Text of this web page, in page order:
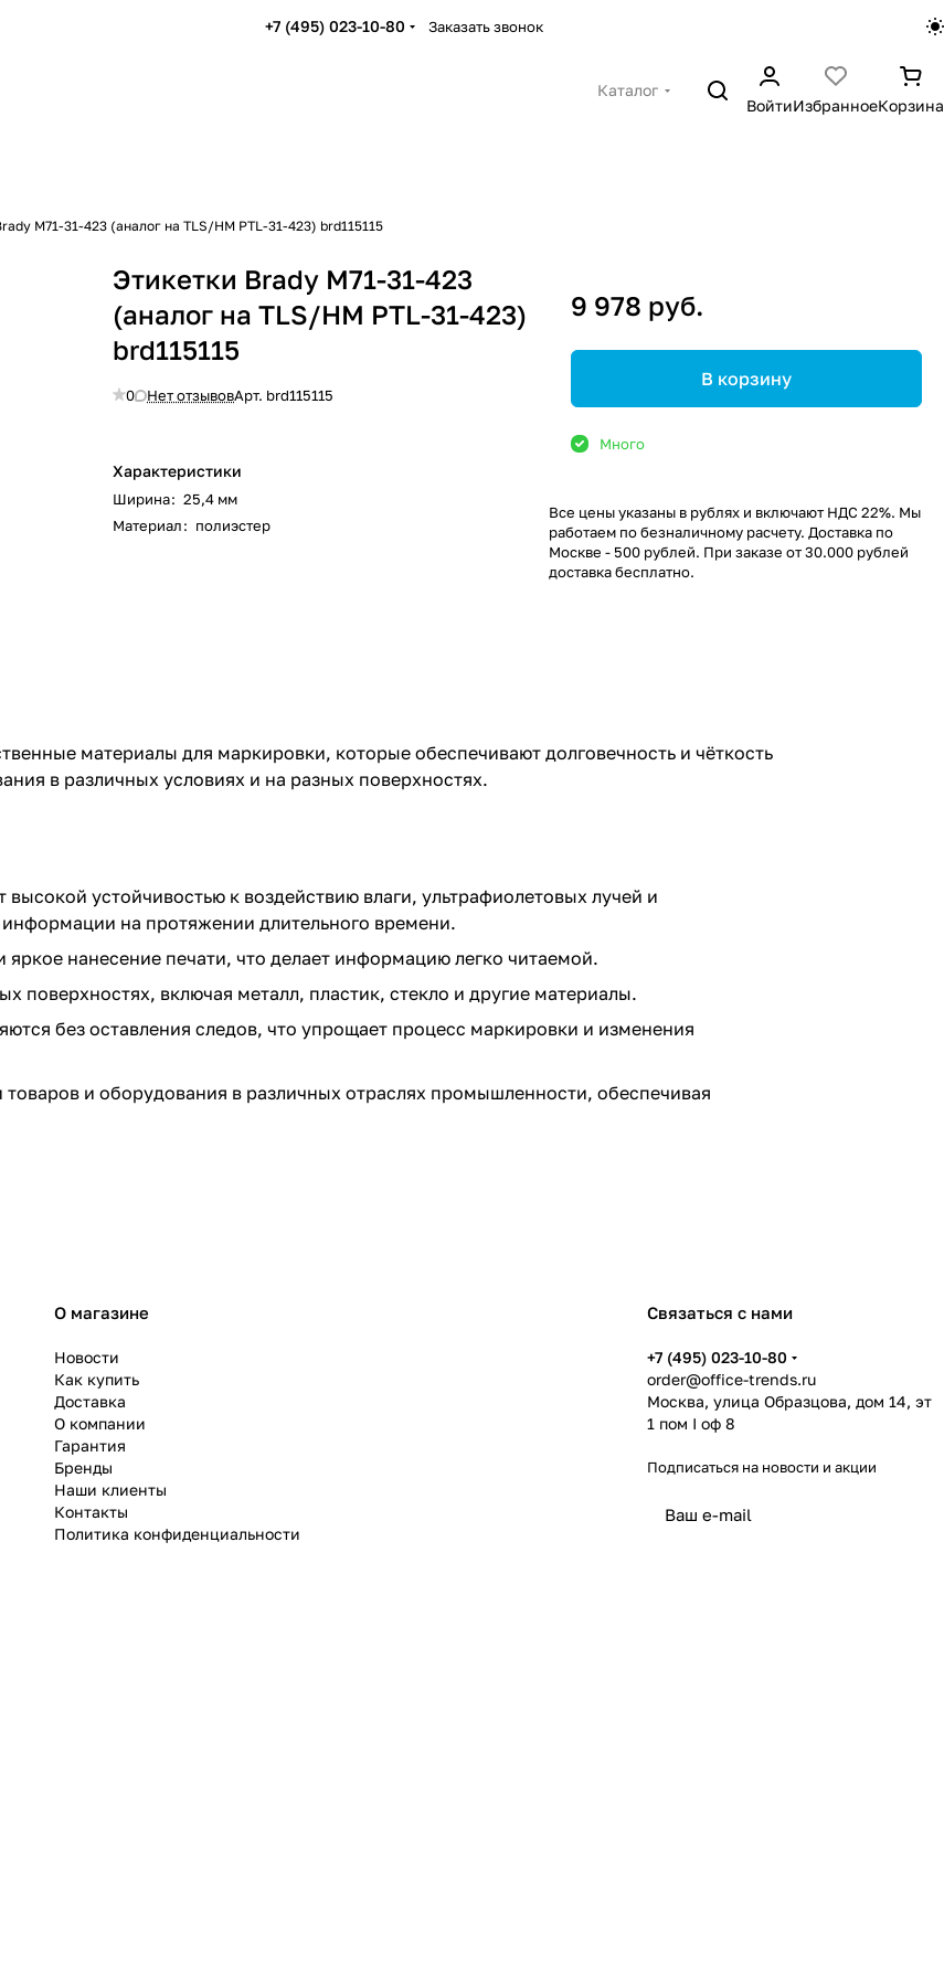
+7 (495) 023-10-80 Заказать звонок
Каталог
ВойтиИзбранноеКорзина
M71-31-423 (аналог на TLS/HM PTL-31-423) brd115115
Этикетки Brady M71-31-423
(аналог на TLS/HM PTL-31-423)
brd115115
0 Нет отзывовАрт. brd115115
Характеристики
Ширина: 25,4 мм
Материал: полиэстер
9 978 руб.
В корзину
Много
Все цены указаны в рублях и включают НДС 22%. Мы
работаем по безналичному расчету. Доставка по
Москве - 500 рублей. При заказе от 30.000 рублей
доставка бесплатно.
материалы для маркировки, которые обеспечивают долговечность и чёткость
в различных условиях и на разных поверхностях.
устойчивостью к воздействию влаги, ультрафиолетовых лучей и
на протяжении длительного времени.
яркое нанесение печати, что делает информацию легко читаемой.
поверхностях, включая металл, пластик, стекло и другие материалы.
без оставления следов, что упрощает процесс маркировки и изменения
и оборудования в различных отраслях промышленности, обеспечивая
О магазине
Новости
Как купить
Доставка
О компании
Гарантия
Бренды
Наши клиенты
Контакты
Политика конфиденциальности
Связаться с нами
+7 (495) 023-10-80
order@office-trends.ru
Москва, улица Образцова, дом 14, эт
1 пом I оф 8
Подписаться на новости и акции